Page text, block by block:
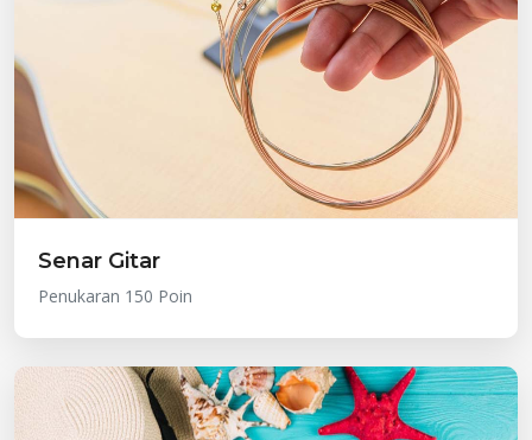
Senar Gitar
Penukaran 150 Poin